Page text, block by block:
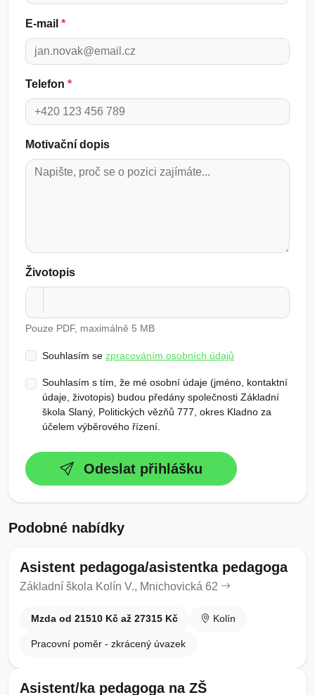
E-mail *
Telefon *
Motivační dopis
Životopis
Pouze PDF, maximálně 5 MB
Souhlasím se zpracováním osobních údajů
Souhlasím s tím, že mé osobní údaje (jméno, kontaktní
údaje, životopis) budou předány společnosti Základní
škola Slaný, Politických vězňů 777, okres Kladno za
účelem výběrového řízení.
Odeslat přihlášku
Podobné nabídky
Asistent pedagoga/asistentka pedagoga
Základní škola Kolín V., Mnichovická 62
Mzda od 21510 Kč až 27315 Kč Kolín
Pracovní poměr - zkrácený úvazek
Asistent/ka pedagoga na ZŠ